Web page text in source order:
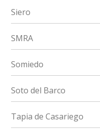
Siero
SMRA
Somiedo
Soto del Barco
Tapia de Casariego